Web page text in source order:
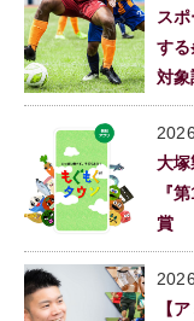
ス
す
対
大
『
賞
【